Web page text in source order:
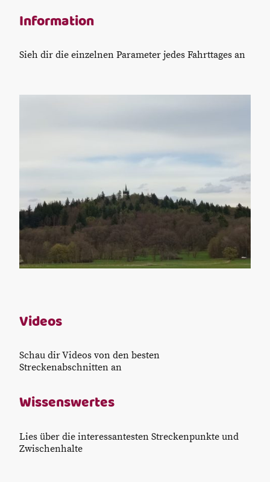
Information
Sieh dir die einzelnen Parameter jedes Fahrttages an
Videos
Schau dir Videos von den besten
Streckenabschnitten an
Wissenswertes
Lies über die interessantesten Streckenpunkte und
Zwischenhalte